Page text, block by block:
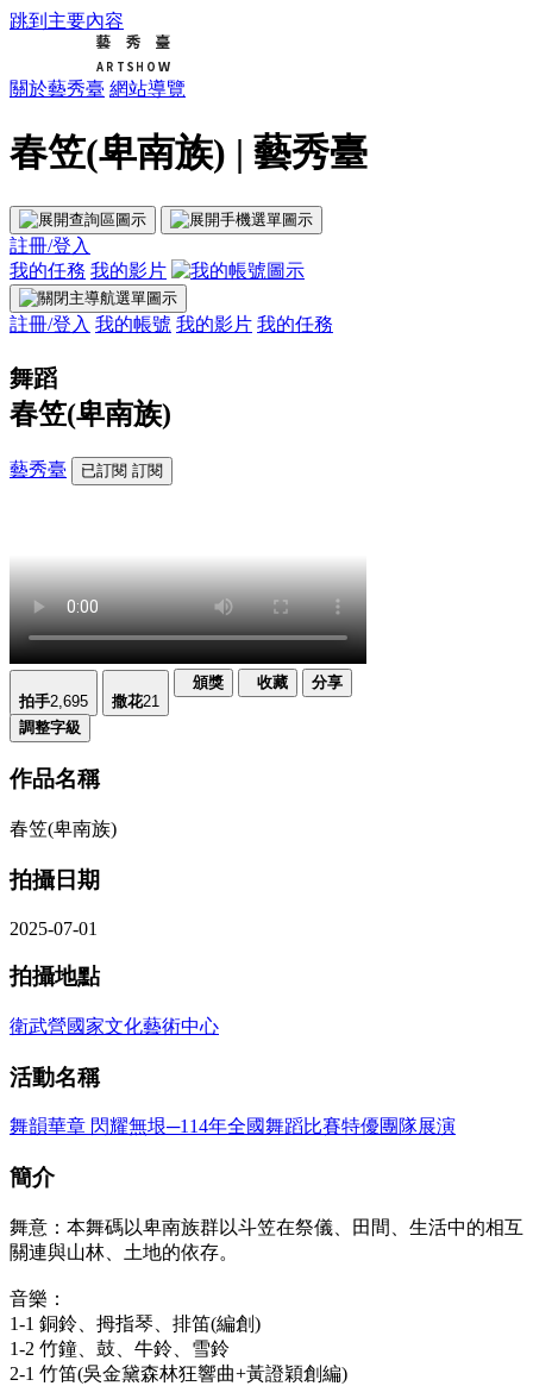
跳到主要內容
關於藝秀臺 網站導覽
春笠(卑南族) | 藝秀臺
註冊/登入
我的任務 我的影片
註冊/登入 我的帳號 我的影片 我的任務
舞蹈
春笠(卑南族)
藝秀臺 已訂閱 訂閱
拍手2,695 撒花21
頒獎 收藏 分享
調整字級
作品名稱
春笠(卑南族)
拍攝日期
2025-07-01
拍攝地點
衛武營國家文化藝術中心
活動名稱
舞韻華章 閃耀無垠─114年全國舞蹈比賽特優團隊展演
簡介
舞意：本舞碼以卑南族群以斗笠在祭儀、田間、生活中的相互
關連與山林、土地的依存。
音樂：
1-1 銅鈴、拇指琴、排笛(編創)
1-2 竹鐘、鼓、牛鈴、雪鈴
2-1 竹笛(吳金黛森林狂響曲+黃證穎創編)